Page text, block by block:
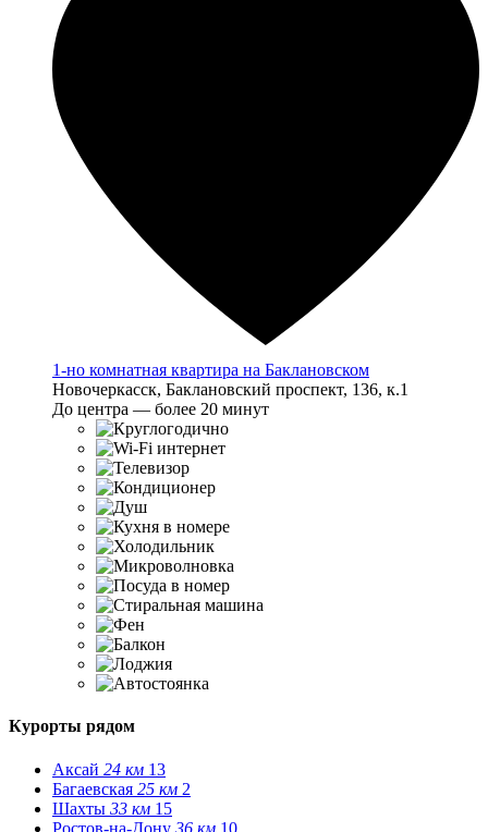
1-но комнатная квартира на Баклановском
Новочеркасск, Баклановский проспект, 136, к.1
До центра — более 20 минут
Курорты рядом
Аксай 24 км 13
Багаевская 25 км 2
Шахты 33 км 15
Ростов-на-Дону 36 км 10